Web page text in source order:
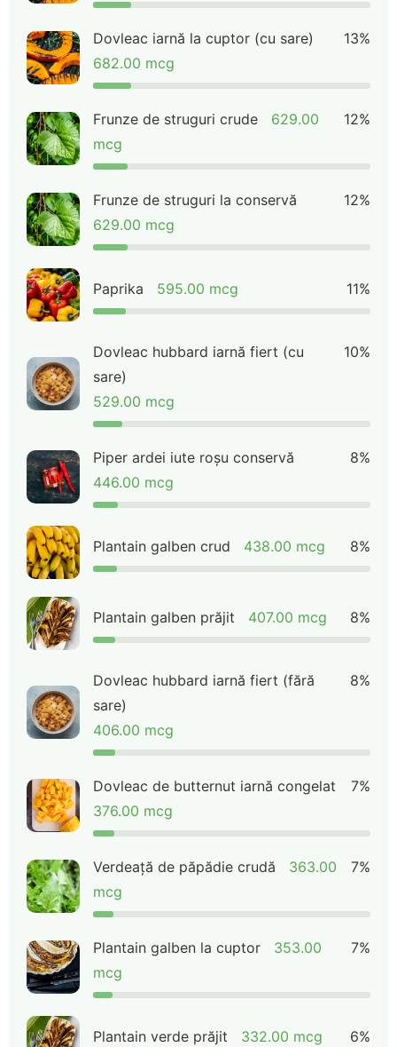
Dovleac iarnă la cuptor (cu sare)
682.00 mcg
13%
Frunze de struguri crude
629.00
mcg
12%
Frunze de struguri la conservă
629.00 mcg
12%
Paprika 595.00 mcg 11%
Dovleac hubbard iarnă fiert (cu
sare)
529.00 mcg
10%
Piper ardei iute roșu conservă
446.00 mcg
8%
Plantain galben crud 438.00 mcg 8%
Plantain galben prăjit 407.00 mcg 8%
Dovleac hubbard iarnă fiert (fără
sare)
406.00 mcg
8%
Dovleac de butternut iarnă congelat
376.00 mcg
7%
Verdeață de păpădie crudă
363.00
mcg
7%
Plantain galben la cuptor
353.00
mcg
7%
Plantain verde prăjit 332.00 mcg 6%